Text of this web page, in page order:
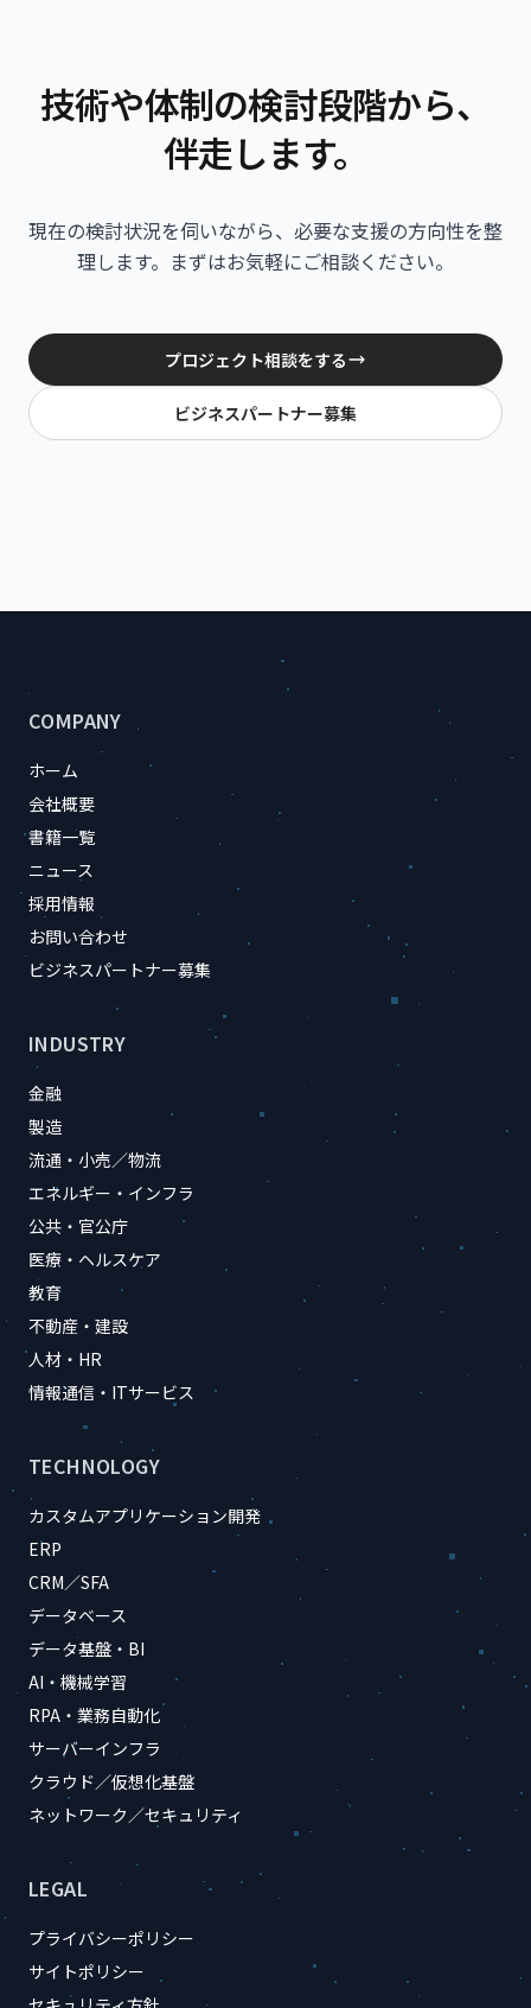
技術や体制の検討段階から、
伴走します。
現在の検討状況を伺いながら、必要な支援の方向性を整
理します。 まずはお気軽にご相談ください。
プロジェクト相談をする
ビジネスパートナー募集
サイトのフッター情報
COMPANY
ホーム
会社概要
書籍一覧
ニュース
採用情報
お問い合わせ
ビジネスパートナー募集
INDUSTRY
金融
製造
流通・小売／物流
エネルギー・インフラ
公共・官公庁
医療・ヘルスケア
教育
不動産・建設
人材・HR
情報通信・ITサービス
TECHNOLOGY
カスタムアプリケーション開発
ERP
CRM／SFA
データベース
データ基盤・BI
AI・機械学習
RPA・業務自動化
サーバーインフラ
クラウド／仮想化基盤
ネットワーク／セキュリティ
LEGAL
プライバシーポリシー
サイトポリシー